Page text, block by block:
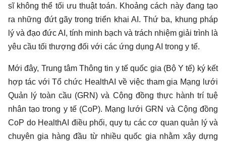
sĩ không thể tối ưu thuật toán. Khoảng cách này đang tạo
ra những đứt gãy trong triển khai AI. Thứ ba, khung pháp
lý và đạo đức AI, tính minh bạch và trách nhiệm giải trình là
yêu cầu tối thượng đối với các ứng dụng AI trong y tế.
Mới đây, Trung tâm Thông tin y tế quốc gia (Bộ Y tế) ký kết
hợp tác với Tổ chức HealthAI về việc tham gia Mạng lưới
Quản lý toàn cầu (GRN) và Cộng đồng thực hành trí tuệ
nhân tạo trong y tế (CoP). Mạng lưới GRN và Cộng đồng
CoP do HealthAI điều phối, quy tụ các cơ quan quản lý và
chuyên gia hàng đầu từ nhiều quốc gia nhằm xây dựng